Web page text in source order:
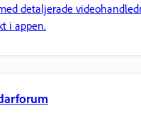
detaljerade
i appen.